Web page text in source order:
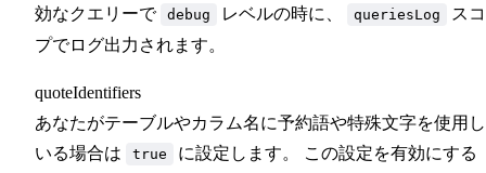
効なクエリーで debug レベルの時に、 queriesLog
ス
プでログ出力されます。
quoteIdentifiers
あなたがテーブルやカラム名に予約語や特殊文字を使用
いる場合は
true に設定します。 この設定を有効にする